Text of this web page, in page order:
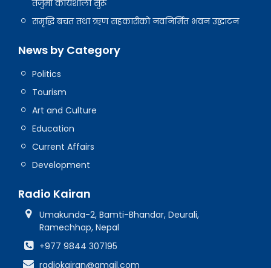
तर्जुमा कार्यशाला सुरू
समृद्धि बचत तथा ऋण सहकारीको नवनिर्मित भवन उद्घाटन
News by Category
Politics
Tourism
Art and Culture
Education
Current Affairs
Development
Radio Kairan
Umakunda-2, Bamti-Bhandar, Deurali,
Ramechhap, Nepal
+977 9844 307195
radiokairan@gmail.com